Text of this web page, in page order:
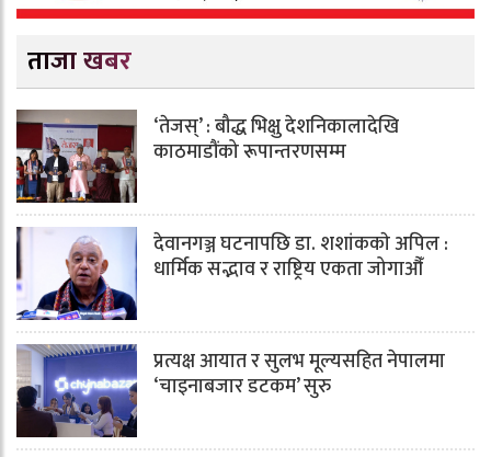
ताजा खबर
‘तेजस्’ : बौद्ध भिक्षु देशनिकालादेखि
काठमाडौंको रूपान्तरणसम्म
देवानगञ्ज घटनापछि डा. शशांककाे अपिल :
धार्मिक सद्भाव र राष्ट्रिय एकता जोगाऔँ
प्रत्यक्ष आयात र सुलभ मूल्यसहित नेपालमा
‘चाइनाबजार डटकम’ सुरु